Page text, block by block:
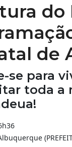
do
de
se para
toda a